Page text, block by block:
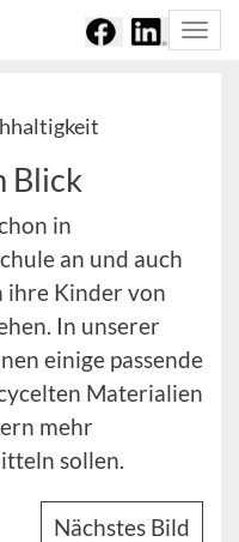
Blick
in
an und auch
ihre Kinder von
In unserer
einige passende
Materialien
mehr
sollen.
Nächstes Bild